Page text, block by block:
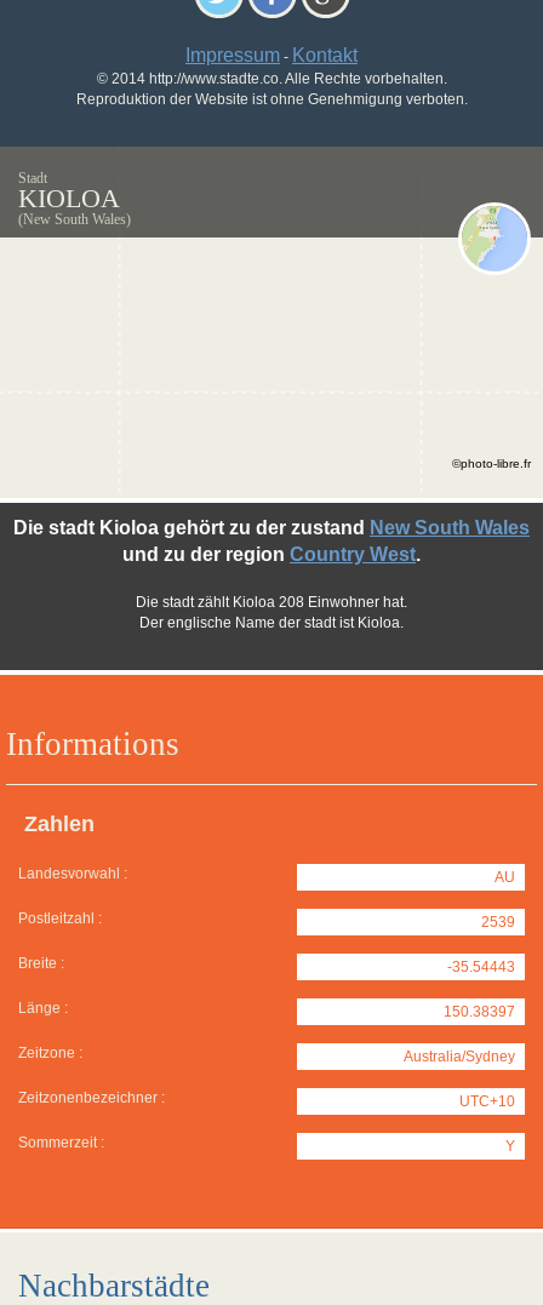
Impressum - Kontakt
© 2014 http://www.stadte.co. Alle Rechte vorbehalten.
Reproduktion der Website ist ohne Genehmigung verboten.
Stadt
KIOLOA
(New South Wales)
Informations
Zahlen
Landesvorwahl : AU
Postleitzahl : 2539
Breite : -35.54443
Länge : 150.38397
Zeitzone : Australia/Sydney
Zeitzonenbezeichner : UTC+10
Sommerzeit : Y
Die stadt Kioloa gehört zu der zustand New South Wales
und zu der region Country West.
Die stadt zählt Kioloa 208 Einwohner hat.
Der englische Name der stadt ist Kioloa.
©photo-libre.fr
Nachbarstädte